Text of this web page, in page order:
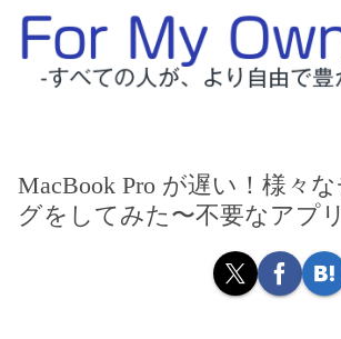
MacBook Pro が遅い！様々
グをしてみた〜不要なアプ